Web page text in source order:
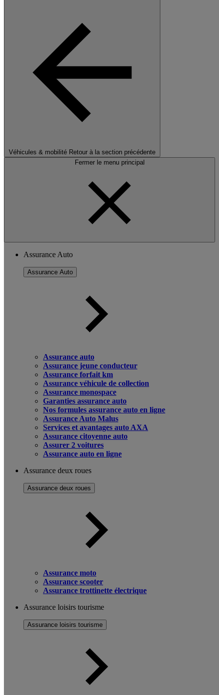
Véhicules & mobilité Retour à la section précédente
Fermer le menu principal
Assurance Auto
Assurance Auto
Assurance auto
Assurance jeune conducteur
Assurance forfait km
Assurance véhicule de collection
Assurance monospace
Garanties assurance auto
Nos formules assurance auto en ligne
Assurance Auto Malus
Services et avantages auto AXA
Assurance citoyenne auto
Assurer 2 voitures
Assurance auto en ligne
Assurance deux roues
Assurance deux roues
Assurance moto
Assurance scooter
Assurance trottinette électrique
Assurance loisirs tourisme
Assurance loisirs tourisme